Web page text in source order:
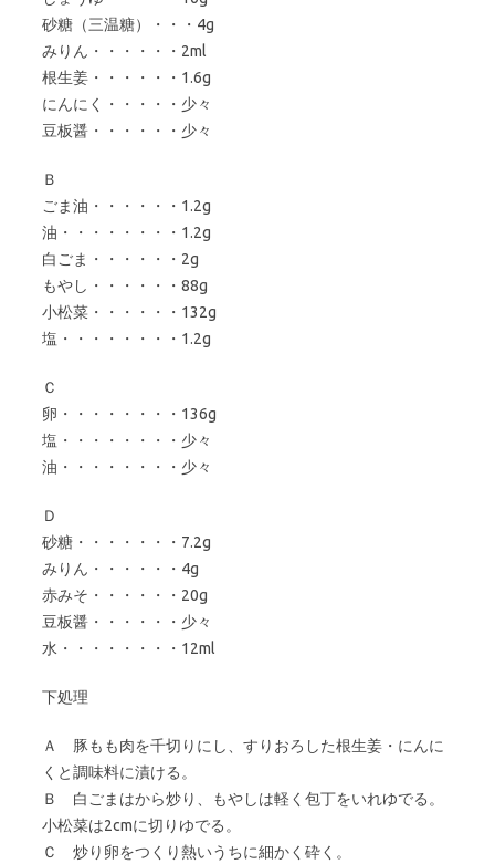
砂糖（三温糖）・・・4g
みりん・・・・・・2ml
根生姜・・・・・・1.6g
にんにく・・・・・少々
豆板醤・・・・・・少々
Ｂ
ごま油・・・・・・1.2g
油・・・・・・・・1.2g
白ごま・・・・・・2g
もやし・・・・・・88g
小松菜・・・・・・132g
塩・・・・・・・・1.2g
Ｃ
卵・・・・・・・・136g
塩・・・・・・・・少々
油・・・・・・・・少々
Ｄ
砂糖・・・・・・・7.2g
みりん・・・・・・4g
赤みそ・・・・・・20g
豆板醤・・・・・・少々
水・・・・・・・・12ml
下処理
Ａ 豚もも肉を千切りにし、すりおろした根生姜・にんに
くと調味料に漬ける。
Ｂ 白ごまはから炒り、もやしは軽く包丁をいれゆでる。
小松菜は2cmに切りゆでる。
Ｃ 炒り卵をつくり熱いうちに細かく砕く。